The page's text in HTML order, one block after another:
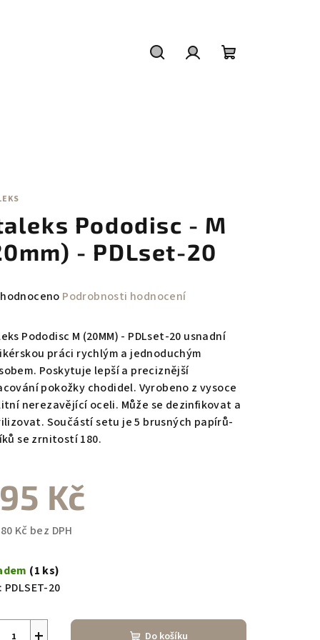
Pododisc - M
- PDLset-20
Podrobnosti hodnocení
Pododisc M (20MM) - PDLset-20 usnadní
práci rychlým a jednoduchým
Poskytuje lepší a preciznější
pokožky chodidel. Vyrobeno z vysoce
nerezavějící oceli. Může se dezinfikovat a
Součástí setu je 5 brusných papírů-
se zrnitostí 180.
Kč
Kč bez DPH
(1 ks)
PDLSET-20
Do košíku